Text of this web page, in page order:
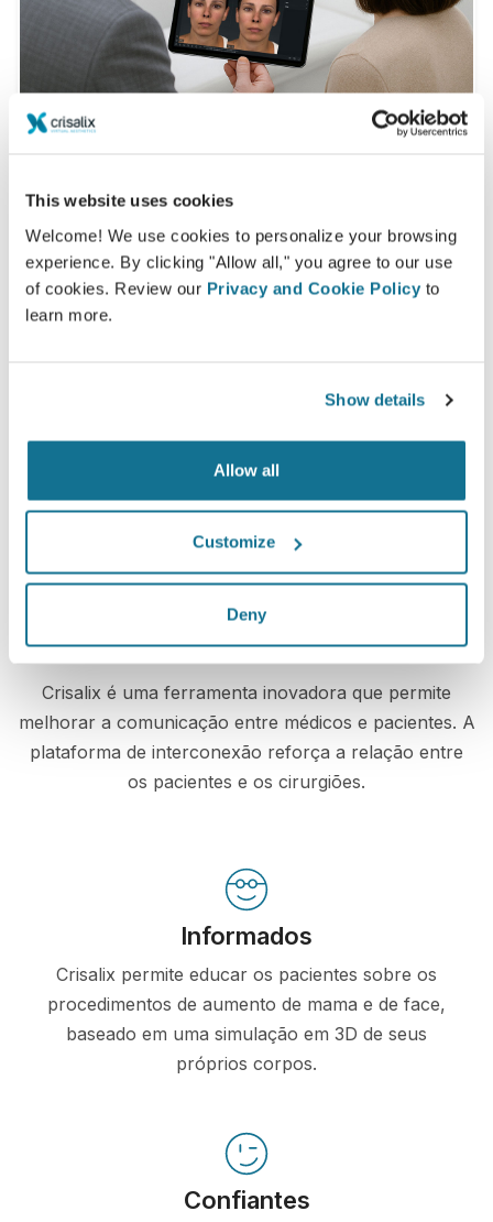
This website uses cookies
Welcome! We use cookies to personalize your browsing
experience. By clicking "Allow all," you agree to our use
of cookies. Review our Privacy and Cookie Policy to
learn more.
Show details
Allow all
Customize
Deny
Assista ao vídeo e veja como funciona!
Durante sua próxima consulta você poderá descobrir
seu "novo eu" enquanto recebe informações
detalhadas por parte de
Veja sua simulação agora!
Aumentar o cuidado com os pacientes
Crisalix é uma ferramenta inovadora que permite
melhorar a comunicação entre médicos e pacientes. A
plataforma de interconexão reforça a relação entre
os pacientes e os cirurgiões.
Informados
Crisalix permite educar os pacientes sobre os
procedimentos de aumento de mama e de face,
baseado em uma simulação em 3D de seus
próprios corpos.
Confiantes